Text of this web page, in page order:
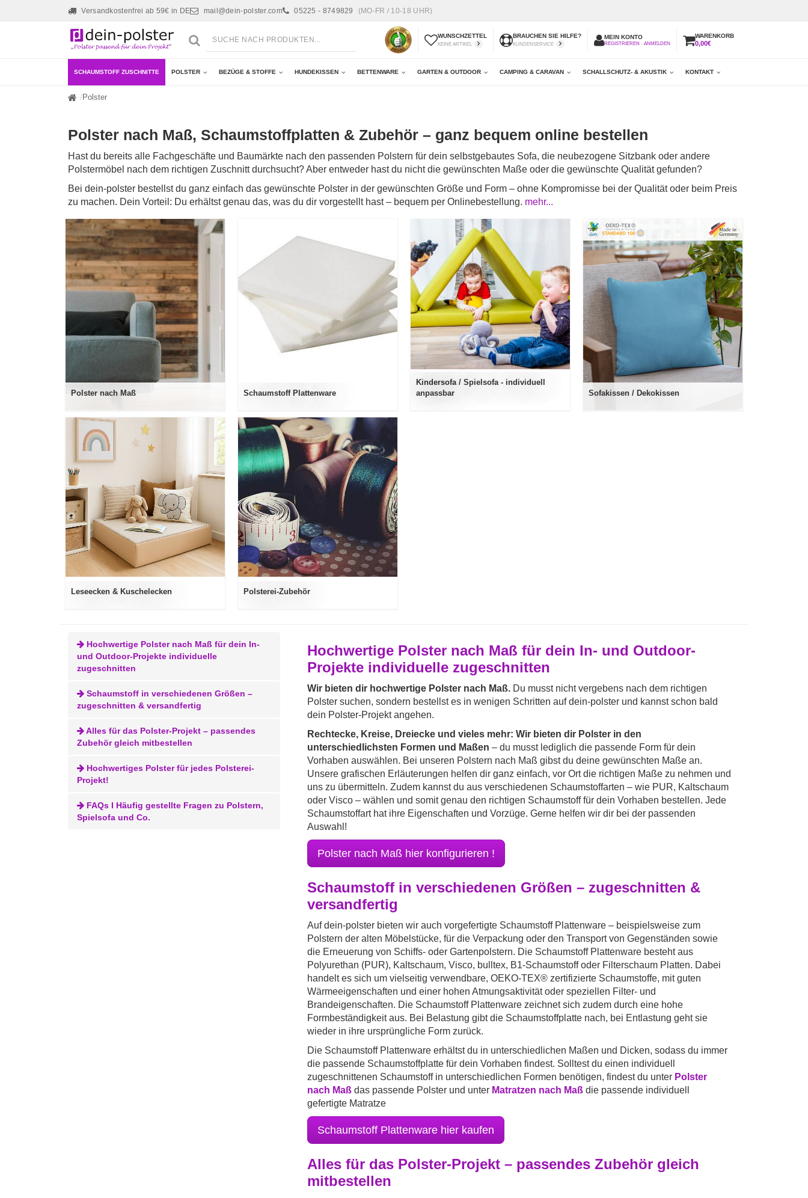
Versandkostenfrei ab 59€ in DE mail@dein-polster.com 05225 - 8749829 (MO-FR / 10-18 UHR)
WUNSCHZETTEL
KEINE ARTIKEL
BRAUCHEN SIE HILFE?
KUNDENSERVICE
MEIN KONTO
REGISTRIEREN - ANMELDEN
WARENKORB
0,00€
SCHAUMSTOFF ZUSCHNITTE POLSTER BEZÜGE & STOFFE HUNDEKISSEN BETTENWARE GARTEN & OUTDOOR CAMPING & CARAVAN SCHALLSCHUTZ- & AKUSTIK KONTAKT
Polster
Polster nach Maß, Schaumstoffplatten & Zubehör – ganz bequem online bestellen
Hast du bereits alle Fachgeschäfte und Baumärkte nach den passenden Polstern für dein selbstgebautes Sofa, die neubezogene Sitzbank oder andere
Polstermöbel nach dem richtigen Zuschnitt durchsucht? Aber entweder hast du nicht die gewünschten Maße oder die gewünschte Qualität gefunden?
Bei dein-polster bestellst du ganz einfach das gewünschte Polster in der gewünschten Größe und Form – ohne Kompromisse bei der Qualität oder beim Preis
zu machen. Dein Vorteil: Du erhältst genau das, was du dir vorgestellt hast – bequem per Onlinebestellung. mehr...
Polster nach Maß Schaumstoff Plattenware
Kindersofa / Spielsofa - individuell
anpassbar
Sofakissen / Dekokissen
Leseecken & Kuschelecken Polsterei-Zubehör
Hochwertige Polster nach Maß für dein In-
und Outdoor-Projekte individuelle
zugeschnitten
Schaumstoff in verschiedenen Größen –
zugeschnitten & versandfertig
Alles für das Polster-Projekt – passendes
Zubehör gleich mitbestellen
Hochwertiges Polster für jedes Polsterei-
Projekt!
FAQs I Häufig gestellte Fragen zu Polstern,
Spielsofa und Co.
Hochwertige Polster nach Maß für dein In- und Outdoor-
Projekte individuelle zugeschnitten
Wir bieten dir hochwertige Polster nach Maß.Du musst nicht vergebens nach dem richtigen
Polster suchen, sondern bestellst es in wenigen Schritten auf dein-polster und kannst schon bald
dein Polster-Projekt angehen.
Rechtecke, Kreise, Dreiecke und vieles mehr: Wir bieten dir Polster in den
unterschiedlichsten Formen und Maßen – du musst lediglich die passende Form für dein
Vorhaben auswählen. Bei unseren Polstern nach Maß gibst du deine gewünschten Maße an.
Unsere grafischen Erläuterungen helfen dir ganz einfach, vor Ort die richtigen Maße zu nehmen und
uns zu übermitteln. Zudem kannst du aus verschiedenen Schaumstoffarten – wie PUR, Kaltschaum
oder Visco – wählen und somit genau den richtigen Schaumstoff für dein Vorhaben bestellen. Jede
Schaumstoffart hat ihre Eigenschaften und Vorzüge. Gerne helfen wir dir bei der passenden
Auswahl!
Polster nach Maß hier konfigurieren !
Schaumstoff in verschiedenen Größen – zugeschnitten &
versandfertig
Auf dein-polster bieten wir auch vorgefertigte Schaumstoff Plattenware – beispielsweise zum
Polstern der alten Möbelstücke, für die Verpackung oder den Transport von Gegenständen sowie
die Erneuerung von Schiffs- oder Gartenpolstern. Die Schaumstoff Plattenware besteht aus
Polyurethan (PUR), Kaltschaum, Visco, bulltex, B1-Schaumstoff oder Filterschaum Platten. Dabei
handelt es sich um vielseitig verwendbare, OEKO-TEX® zertifizierte Schaumstoffe, mit guten
Wärmeeigenschaften und einer hohen Atmungsaktivität oder speziellen Filter- und
Brandeigenschaften. Die Schaumstoff Plattenware zeichnet sich zudem durch eine hohe
Formbeständigkeit aus. Bei Belastung gibt die Schaumstoffplatte nach, bei Entlastung geht sie
wieder in ihre ursprüngliche Form zurück.
Die Schaumstoff Plattenware erhältst du in unterschiedlichen Maßen und Dicken, sodass du immer
die passende Schaumstoffplatte für dein Vorhaben findest. Solltest du einen individuell
zugeschnittenen Schaumstoff in unterschiedlichen Formen benötigen, findest du unter Polster
nach Maßdas passende Polster und unter Matratzen nach Maßdie passende individuell
gefertigte Matratze
Schaumstoff Plattenware hier kaufen
Alles für das Polster-Projekt – passendes Zubehör gleich
mitbestellen